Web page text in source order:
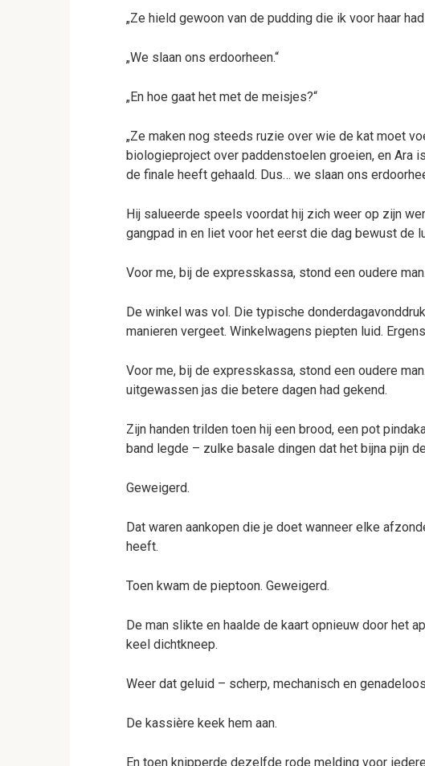
„Ze hield gewoon van de pudding die ik voor haar
„We slaan ons erdoorheen.“
„En hoe gaat het met de meisjes?“
„Ze maken nog steeds ruzie over wie de kat moet
biologieproject over paddenstoelen groeien, en Ara
de finale heeft gehaald. Dus… we slaan ons
Hij salueerde speels voordat hij zich weer op zijn
gangpad in en liet voor het eerst die dag bewust de
Voor me, bij de expresskassa, stond een oudere man.
De winkel was vol. Die typische
manieren vergeet. Winkelwagens piepten luid.
Voor me, bij de expresskassa, stond een oudere
uitgewassen jas die betere dagen had gekend.
Zijn handen trilden toen hij een brood, een pot
band legde – zulke basale dingen dat het bijna pijn
Geweigerd.
Dat waren aankopen die je doet wanneer elke
heeft.
Toen kwam de pieptoon. Geweigerd.
De man slikte en haalde de kaart opnieuw door het
keel dichtkneep.
Weer dat geluid – scherp, mechanisch en
De kassière keek hem aan.
En toen knipperde dezelfde rode melding voor